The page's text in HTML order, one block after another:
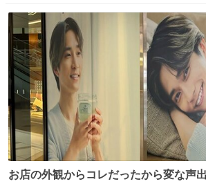
ト
数
数
お店の外観からコレだったから変な声